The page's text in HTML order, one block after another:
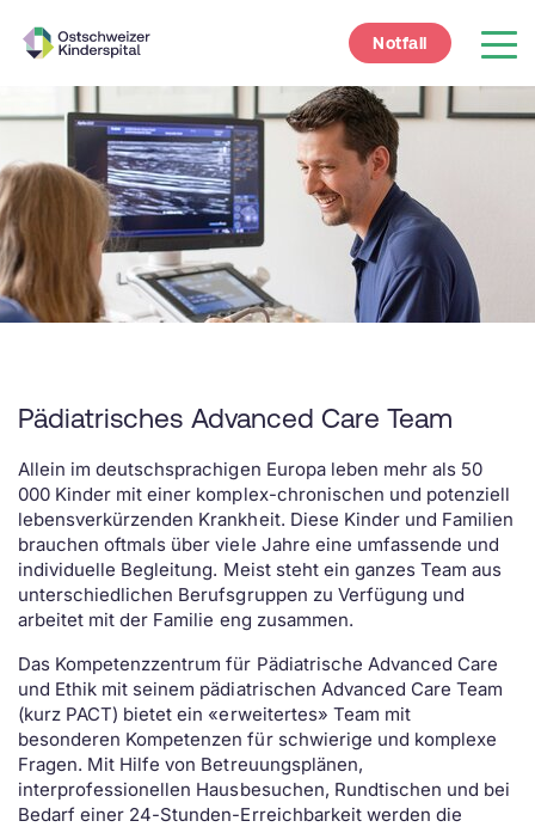
Pädiatrisches Advanced Care Team
Allein im deutschsprachigen Europa leben mehr als 50
000 Kinder mit einer komplex-chronischen und potenziell
lebensverkürzenden Krankheit. Diese Kinder und Familien
brauchen oftmals über viele Jahre eine umfassende und
individuelle Begleitung. Meist steht ein ganzes Team aus
unterschiedlichen Berufsgruppen zu Verfügung und
arbeitet mit der Familie eng zusammen.
Das Kompetenzzentrum für Pädiatrische Advanced Care
und Ethik mit seinem pädiatrischen Advanced Care Team
(kurz PACT) bietet ein «erweitertes» Team mit
besonderen Kompetenzen für schwierige und komplexe
Fragen. Mit Hilfe von Betreuungsplänen,
interprofessionellen Hausbesuchen, Rundtischen und bei
Bedarf einer 24-Stunden-Erreichbarkeit werden die
Notfall